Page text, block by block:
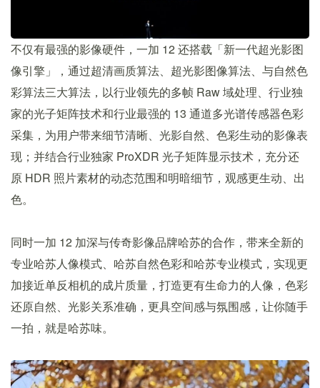
不仅有最强的影像硬件，一加 12 还搭载「新一代超光影图
像引擎」，通过超清画质算法、超光影图像算法、与自然色
彩算法三大算法，以行业领先的多帧 Raw 域处理、行业独
家的光子矩阵技术和行业最强的 13 通道多光谱传感器色彩
采集，为用户带来细节清晰、光影自然、色彩生动的影像表
现；并结合行业独家 ProXDR 光子矩阵显示技术，充分还
原 HDR 照片素材的动态范围和明暗细节，观感更生动、出
色。
同时一加 12 加深与传奇影像品牌哈苏的合作，带来全新的
专业哈苏人像模式、哈苏自然色彩和哈苏专业模式，实现更
加接近单反相机的成片质量，打造更有生命力的人像，色彩
还原自然、光影关系准确，更具空间感与氛围感，让你随手
一拍，就是哈苏味。